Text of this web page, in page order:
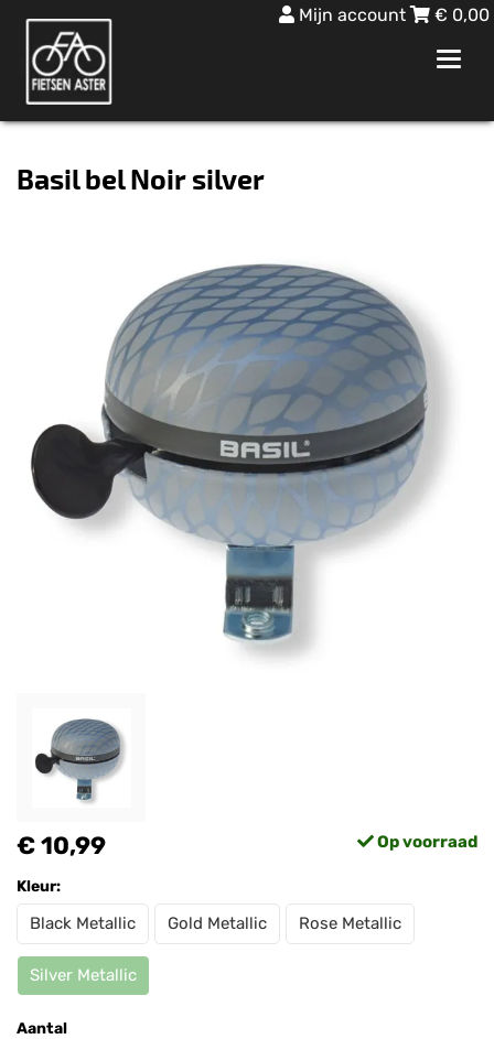
Mijn account € 0,00
Basil bel Noir silver
€ 10,99 Op voorraad
Kleur:
Black Metallic Gold Metallic Rose Metallic
Silver Metallic
Aantal